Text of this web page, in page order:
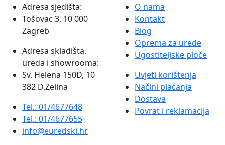
Adresa sjedišta:
Tošovac 3, 10 000
Zagreb
Adresa skladišta,
ureda i showrooma:
Sv. Helena 150D, 10
382 D.Zelina
Tel.: 01/4677648
Tel.: 01/4677655
info@euredski.hr
O nama
Kontakt
Blog
Oprema za urede
Ugostiteljske ploče
Uvjeti korištenja
Načini plaćanja
Dostava
Povrat i reklamacija